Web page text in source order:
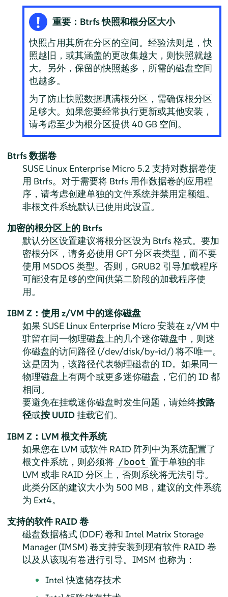
重要：Btrfs 快照和根分区大小
快照占用其所在分区的空间。经验法则是，快
照越旧，或其涵盖的更改集越大，则快照就越
大。另外，保留的快照越多，所需的磁盘空间
也越多。
为了防止快照数据填满根分区，需确保根分区
足够大。如果您要经常执行更新或其他安装，
请考虑至少为根分区提供 40 GB 空间。
Btrfs 数据卷
SUSE Linux Enterprise Micro 5.2 支持对数据卷使
用 Btrfs。对于需要将 Btrfs 用作数据卷的应用程
序，请考虑创建单独的文件系统并禁用定额组。
非根文件系统默认已使用此设置。
加密的根分区上的 Btrfs
默认分区设置建议将根分区设为 Btrfs 格式。要加
密根分区，请务必使用 GPT 分区表类型，而不要
使用 MSDOS 类型。否则，GRUB2 引导加载程序
可能没有足够的空间供第二阶段的加载程序使
用。
IBM Z：使用 z/VM 中的迷你磁盘
如果 SUSE Linux Enterprise Micro安装在 z/VM 中
驻留在同一物理磁盘上的几个迷你磁盘中，则迷
你磁盘的访问路径 (/dev/disk/by-id/) 将不唯一。
这是因为，该路径代表物理磁盘的 ID。如果同一
物理磁盘上有两个或更多迷你磁盘，它们的 ID 都
相同。
要避免在挂载迷你磁盘时发生问题，请始终按路
径或按 UUID挂载它们。
IBM Z：LVM 根文件系统
如果您在 LVM 或软件 RAID 阵列中为系统配置了
根文件系统，则必须将 /boot 置于单独的非
LVM 或非 RAID 分区上，否则系统将无法引导。
此类分区的建议大小为 500 MB，建议的文件系统
为 Ext4。
支持的软件 RAID 卷
磁盘数据格式 (DDF) 卷和 Intel Matrix Storage
Manager (IMSM) 卷支持安装到现有软件 RAID 卷
以及从该现有卷进行引导。IMSM 也称为：
Intel 快速储存技术